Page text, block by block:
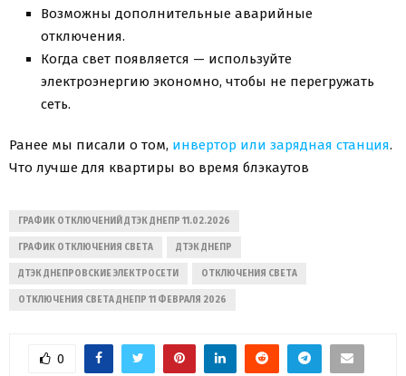
Возможны дополнительные аварийные
отключения.
Когда свет появляется — используйте
электроэнергию экономно, чтобы не перегружать
сеть.
Ранее мы писали о том, инвертор или зарядная станция.
Что лучше для квартиры во время блэкаутов
ГРАФИК ОТКЛЮЧЕНИЙ ДТЭК ДНЕПР 11.02.2026
ГРАФИК ОТКЛЮЧЕНИЯ СВЕТА ДТЭК ДНЕПР
ДТЭК ДНЕПРОВСКИЕ ЭЛЕКТРОСЕТИ ОТКЛЮЧЕНИЯ СВЕТА
ОТКЛЮЧЕНИЯ СВЕТА ДНЕПР 11 ФЕВРАЛЯ 2026
0